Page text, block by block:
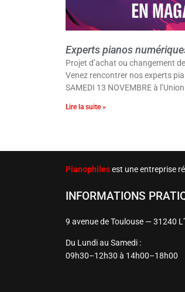
Experts pianos
Projet d’achat ou changement
Venez rencontrer nos experts
SAMEDI 13 NOVEMBRE à l’Union.
Lire la suite »
Pianophilesest une entreprise
INFORMATIONS
9 avenue de Toulouse — 31240
Du Lundi au Samedi :
09h30–12h30 à 14h00–18h00